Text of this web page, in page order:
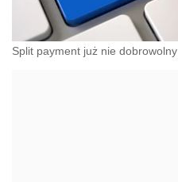
Split payment już nie dobrowolny